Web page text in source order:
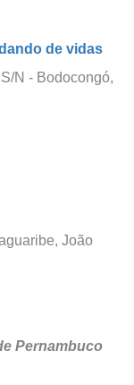
de vidas
N - Bodocongó,
João
Pernambuco